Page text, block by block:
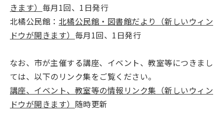
きます） 毎月1回、1日発行
北橘公民館： 北橘公民館・図書館だより（新しいウィン
ドウが開きます） 毎月1回、1日発行
なお、市が主催する講座、イベント、教室等につきまし
ては、以下のリンク集をご覧ください。
講座、イベント、教室等の情報リンク集（新しいウィン
ドウが開きます） 随時更新